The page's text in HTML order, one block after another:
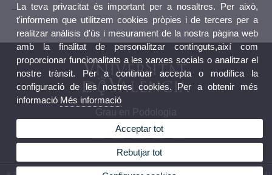
--
Grau en Podologia
La teva privacitat és important per a nosaltres. Per això,
t'informem que utilitzem cookies pròpies i de tercers per a
realitzar anàlisis d'ús i mesurament de la nostra pàgina web
amb la finalitat de personalitzar continguts,així com
proporcionar funcionalitats a les xarxes socials o analitzar el
nostre trànsit. Per a continuar accepta o modifica la
configuració de les nostres cookies. Per a obtenir més
informació Més informació
Acceptar tot
Rebutjar tot